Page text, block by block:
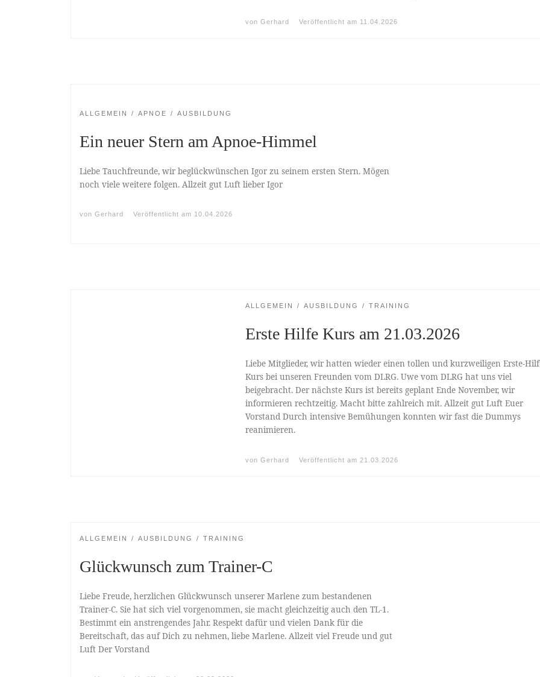
von Gerhard Veröffentlicht am 11.04.2026
ALLGEMEIN APNOE AUSBILDUNG
Ein neuer Stern am Apnoe-Himmel
Liebe Tauchfreunde, wir beglückwünschen Igor zu seinem ersten Stern. Mögen
noch viele weitere folgen. Allzeit gut Luft lieber Igor
von Gerhard Veröffentlicht am 10.04.2026
ALLGEMEIN AUSBILDUNG TRAINING
Erste Hilfe Kurs am 21.03.2026
Liebe Mitglieder, wir hatten wieder einen tollen und kurzweiligen Erste-
Kurs bei unseren Freunden vom DLRG. Uwe vom DLRG hat uns viel
beigebracht. Der nächste Kurs ist bereits geplant Ende November, wir
informieren rechtzeitig. Macht bitte zahlreich mit. Allzeit gut Luft Euer
Vorstand Durch intensive Bemühungen konnten wir fast die Dummys
reanimieren.
von Gerhard Veröffentlicht am 21.03.2026
ALLGEMEIN AUSBILDUNG TRAINING
Glückwunsch zum Trainer-C
Liebe Freude, herzlichen Glückwunsch unserer Marlene zum bestandenen
Trainer-C. Sie hat sich viel vorgenommen, sie macht gleichzeitig auch den TL-1.
Bestimmt ein anstrengendes Jahr. Respekt dafür und vielen Dank für die
Bereitschaft, das auf Dich zu nehmen, liebe Marlene. Allzeit viel Freude und gut
Luft Der Vorstand